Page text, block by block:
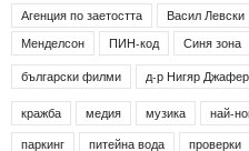
Агенция по заетостта
Васил Левски
Менделсон
ПИН-код Синя зона
български филми
д-р Нигяр Джафер
кражба медия музика най-
паркинг питейна вода проверки